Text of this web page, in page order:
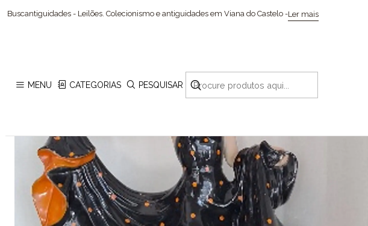
MENU CATEGORIAS PESQUISAR
Buscantiguidades - Leilões. Colecionismo e antiguidades em Viana do Castelo -Ler mais
Início Esculturas